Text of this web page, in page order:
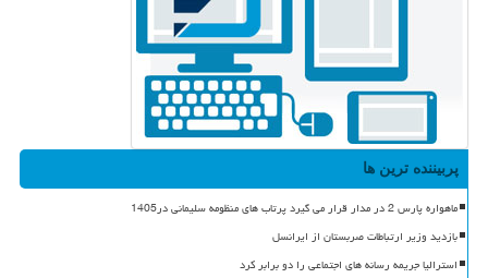
پربیننده ترین ها
ماهواره پارس 2 در مدار قرار می گیرد پرتاب های منظومه سلیمانی در1405
بازدید وزیر ارتباطات صربستان از ایرانسل
استرالیا جریمه رسانه های اجتماعی را دو برابر کرد